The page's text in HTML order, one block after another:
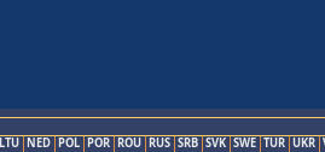
LTU NED POL POR ROU RUS SRB SVK SWE TUR UKR